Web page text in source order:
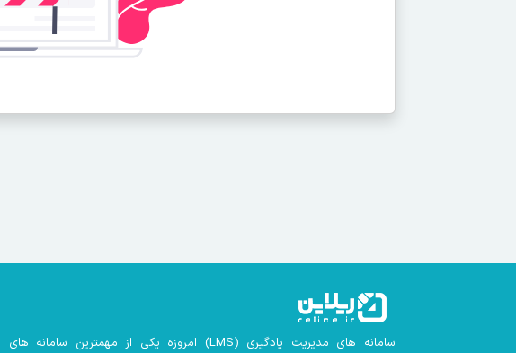
سامانه های مدیریت یادگیری (LMS) امروزه یکی از مهمترین سامانه های